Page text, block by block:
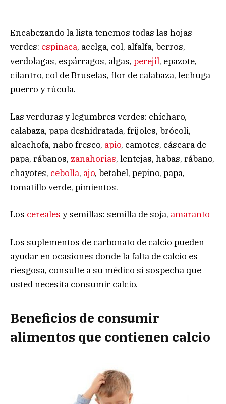
Encabezando la lista tenemos todas las hojas
verdes: espinaca, acelga, col, alfalfa, berros,
verdolagas, espárragos, algas, perejil, epazote,
cilantro, col de Bruselas, flor de calabaza, lechuga
puerro y rúcula.
Las verduras y legumbres verdes: chícharo,
calabaza, papa deshidratada, frijoles, brócoli,
alcachofa, nabo fresco, apio, camotes, cáscara de
papa, rábanos, zanahorias, lentejas, habas, rábano,
chayotes, cebolla, ajo, betabel, pepino, papa,
tomatillo verde, pimientos.
Los cereales y semillas: semilla de soja, amaranto
Los suplementos de carbonato de calcio pueden
ayudar en ocasiones donde la falta de calcio es
riesgosa, consulte a su médico si sospecha que
usted necesita consumir calcio.
Beneficios de consumir
alimentos que contienen calcio